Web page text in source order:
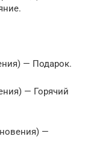
— Подарок.
— Горячий
—